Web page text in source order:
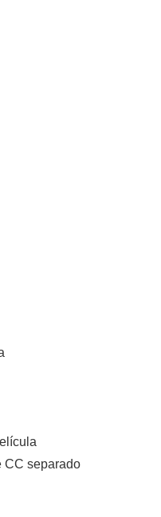
CC separado